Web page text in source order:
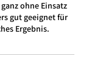
ohne Einsatz
gut geeignet für
Ergebnis.